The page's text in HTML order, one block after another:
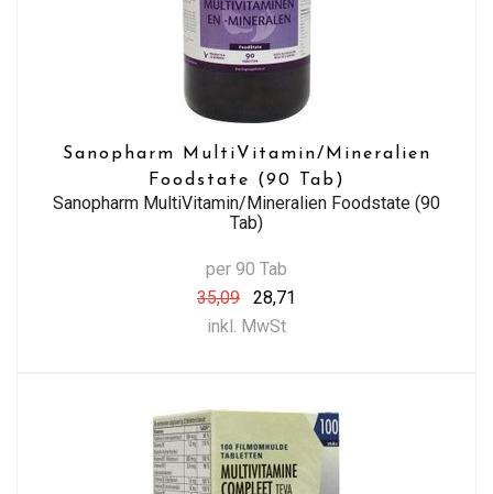
Sanopharm MultiVitamin/Mineralien
Foodstate (90 Tab)
Sanopharm MultiVitamin/Mineralien Foodstate (90
Tab)
per 90 Tab
35,09
28,71
inkl. MwSt